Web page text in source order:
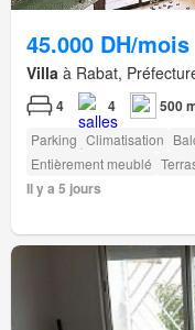
45.000 DH/mois
Villa à Rabat,
4 4 500
Parking Climatisation
Entièrement meublé
Il y a 5 jours